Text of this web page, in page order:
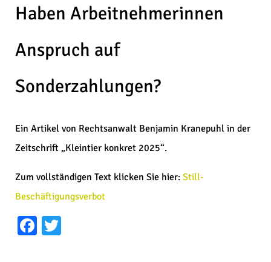
Haben Arbeitnehmerinnen
Anspruch auf
Sonderzahlungen?
Ein Artikel von Rechtsanwalt Benjamin Kranepuhl in der
Zeitschrift „Kleintier konkret 2025“.
Zum vollständigen Text klicken Sie hier: Still-
Beschäftigungsverbot
Facebook